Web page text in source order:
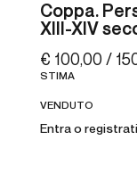
Coppa.
XIII-XIV
€ 100,00 /
STIMA
VENDUTO
Entra o registrati